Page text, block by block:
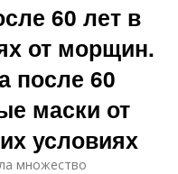
60 лет в
от морщин.
после 60
маски от
условиях
множество